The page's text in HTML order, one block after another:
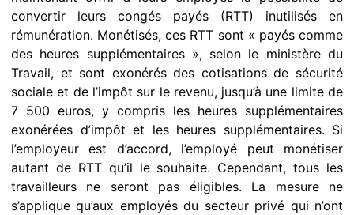
convertir leurs congés payés (RTT) inutilisés en
rémunération. Monétisés, ces RTT sont « payés comme
des heures supplémentaires », selon le ministère du
Travail, et sont exonérés des cotisations de sécurité
sociale et de l’impôt sur le revenu, jusqu’à une limite de
7 500 euros, y compris les heures supplémentaires
exonérées d’impôt et les heures supplémentaires. Si
l’employeur est d’accord, l’employé peut monétiser
autant de RTT qu’il le souhaite. Cependant, tous les
travailleurs ne seront pas éligibles. La mesure ne
s’applique qu’aux employés du secteur privé qui n’ont